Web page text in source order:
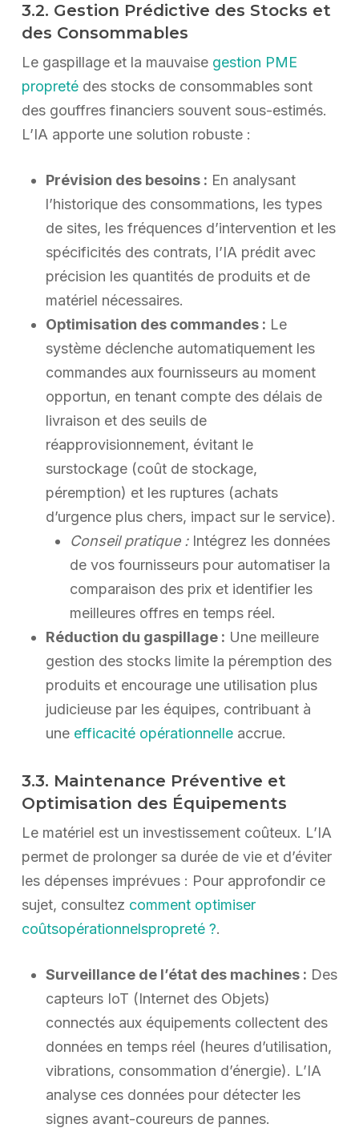
3.2. Gestion Prédictive des Stocks et
des Consommables
Le gaspillage et la mauvaise gestion PME
propretédes stocks de consommables sont
des gouffres financiers souvent sous-estimés.
L’IA apporte une solution robuste :
Prévision des besoins : En analysant
l’historique des consommations, les types
de sites, les fréquences d’intervention et les
spécificités des contrats, l’IA prédit avec
précision les quantités de produits et de
matériel nécessaires.
Optimisation des commandes : Le
système déclenche automatiquement les
commandes aux fournisseurs au moment
opportun, en tenant compte des délais de
livraison et des seuils de
réapprovisionnement, évitant le
surstockage (coût de stockage,
péremption) et les ruptures (achats
d’urgence plus chers, impact sur le service).
Conseil pratique :Intégrez les données
de vos fournisseurs pour automatiser la
comparaison des prix et identifier les
meilleures offres en temps réel.
Réduction du gaspillage : Une meilleure
gestion des stocks limite la péremption des
produits et encourage une utilisation plus
judicieuse par les équipes, contribuant à
une efficacité opérationnelleaccrue.
3.3. Maintenance Préventive et
Optimisation des Équipements
Le matériel est un investissement coûteux. L’IA
permet de prolonger sa durée de vie et d’éviter
les dépenses imprévues : Pour approfondir ce
sujet, consultez comment optimiser
coûtsopérationnelspropreté ?.
Surveillance de l’état des machines : Des
capteurs IoT (Internet des Objets)
connectés aux équipements collectent des
données en temps réel (heures d’utilisation,
vibrations, consommation d’énergie). L’IA
analyse ces données pour détecter les
signes avant-coureurs de pannes.